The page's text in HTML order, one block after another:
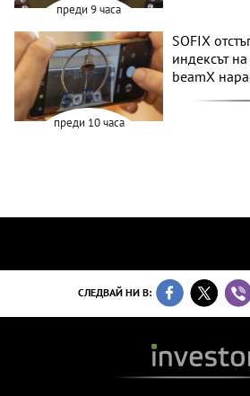
преди 9 часа
преди 10 часа
SOFIX
индексът
beamX
СЛЕДВАЙ НИ В: